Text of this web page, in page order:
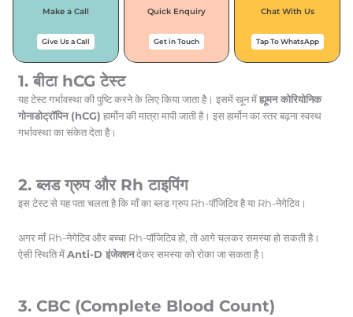
Make a Call
Give Us a Call
Quick Enquiry
Get in Touch
Chat With Us
Tap To WhatsApp
1. बीटा hCG टेस्ट
यह टेस्ट गर्भावस्था की पुष्टि करने के लिए किया जाता है। इसमें खून मेंह्यूमन कोरियोनिक
गोनाडोट्रॉपिन (hCG) हार्मोन की मात्रा मापी जाती है। इस हार्मोन का स्तर बढ़ना स्वस्थ
गर्भावस्था का संकेत देता है।
2. ब्लड ग्रुप और Rh टाइपिंग
इस टेस्ट से यह पता चलता है कि माँ का ब्लड ग्रुप Rh-पॉजिटिव है या Rh-नेगेटिव।
अगर माँ Rh-नेगेटिव और बच्चा Rh-पॉजिटिव हो, तो आगे चलकर समस्या हो सकती है।
ऐसी स्थिति मेंAnti-D इंजेक्शनदेकर समस्या को रोका जा सकता है।
3. CBC (Complete Blood Count)